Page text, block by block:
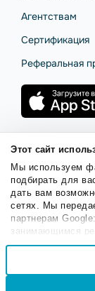
Этот сайт
Мы используем
подбирать для
дать вам
сетях. Мы
партнерам
занимающимся
могут
информацией, а
использовании
Выбор
Агентствам
Сертификация
Реферальная
Правила
Политика
© 2015 - 2026.
Русский